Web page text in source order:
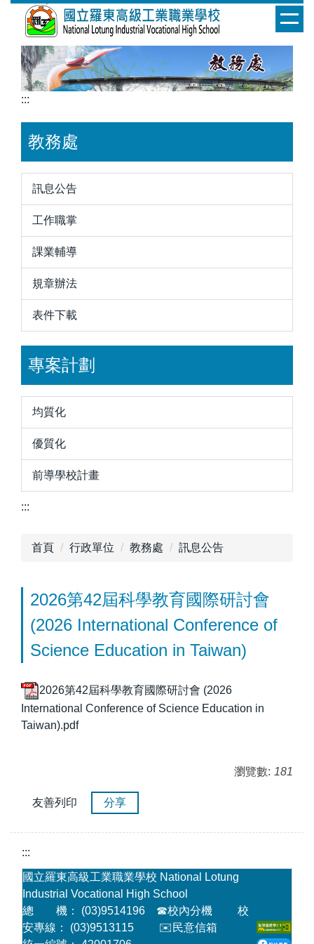
:::
教務處
訊息公告
工作職掌
課業輔導
規章辦法
表件下載
專案計劃
均質化
優質化
前導學校計畫
:::
首頁 行政單位 教務處 訊息公告
2026第42屆科學教育國際研討會
(2026 International Conference of
Science Education in Taiwan)
2026第42屆科學教育國際研討會 (2026
International Conference of Science Education in
Taiwan).pdf
瀏覽數: 181
友善列印 分享
:::
國立羅東高級工業職業學校 National Lotung
Industrial Vocational High School
總 機： (03)9514196 ☎校內分機
校
安專線： (03)9513115 ✉️民意信箱